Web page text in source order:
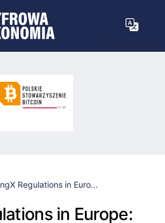
Regulations in Euro...
in Europe: